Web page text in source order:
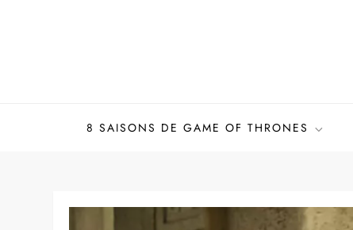
8 SAISONS DE GAME OF THRONES